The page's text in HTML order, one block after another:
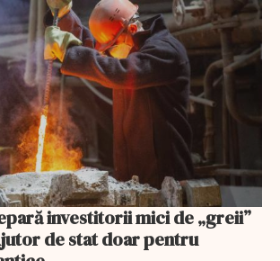
investitorii mici de „greii”
de stat doar pentru